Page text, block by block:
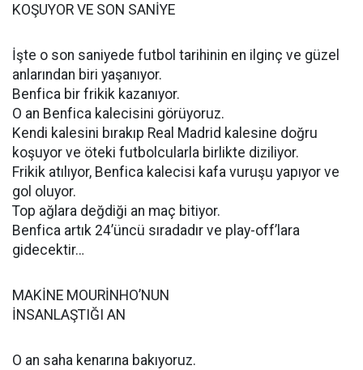
KOŞUYOR VE SON SANİYE
İşte o son saniyede futbol tarihinin en ilginç ve güzel
anlarından biri yaşanıyor.
Benfica bir frikik kazanıyor.
O an Benfica kalecisini görüyoruz.
Kendi kalesini bırakıp Real Madrid kalesine doğru
koşuyor ve öteki futbolcularla birlikte diziliyor.
Frikik atılıyor, Benfica kalecisi kafa vuruşu yapıyor ve
gol oluyor.
Top ağlara değdiği an maç bitiyor.
Benfica artık 24’üncü sıradadır ve play-off’lara
gidecektir…
MAKİNE MOURİNHO’NUN
İNSANLAŞTIĞI AN
O an saha kenarına bakıyoruz.